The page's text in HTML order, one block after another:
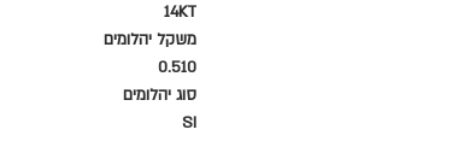
14KT
משקל יהלומים
0.510
סוג יהלומים
SI